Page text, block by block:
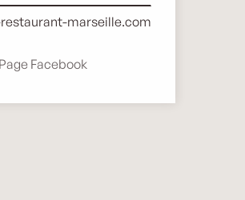
marseille.com
Page Facebook